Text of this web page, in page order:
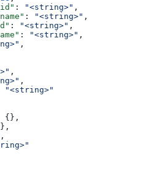
: "<string>" ,
: "<string>" ,
: "<string>" ,
: "<string>" ,
,
,
,
"<string>"
{},
,